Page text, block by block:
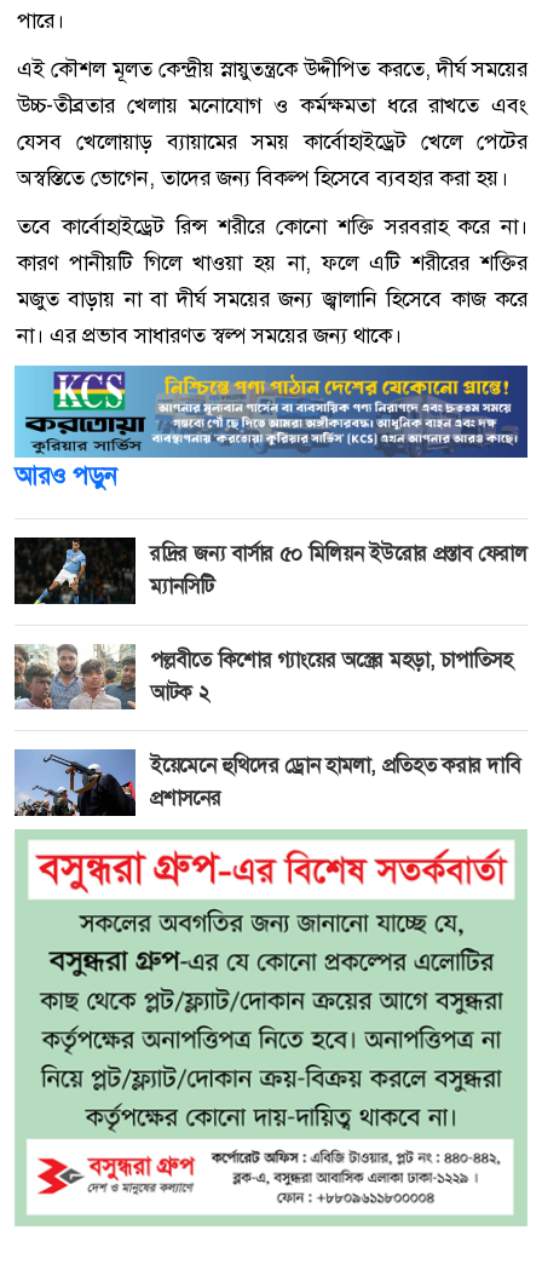
পারে।
এই কৌশল মূলত কেন্দ্রীয় স্নায়ুতন্ত্রকে উদ্দীপিত করতে, দীর্ঘ সময়ের
উচ্চ-তীব্রতার খেলায় মনোযোগ ও কর্মক্ষমতা ধরে রাখতে এবং
যেসব খেলোয়াড় ব্যায়ামের সময় কার্বোহাইড্রেট খেলে পেটের
অস্বস্তিতে ভোগেন, তাদের জন্য বিকল্প হিসেবে ব্যবহার করা হয়।
তবে কার্বোহাইড্রেট রিন্স শরীরে কোনো শক্তি সরবরাহ করে না।
কারণ পানীয়টি গিলে খাওয়া হয় না, ফলে এটি শরীরের শক্তির
মজুত বাড়ায় না বা দীর্ঘ সময়ের জন্য জ্বালানি হিসেবে কাজ করে
না। এর প্রভাব সাধারণত স্বল্প সময়ের জন্য থাকে।
আরও পড়ুন
রদ্রির জন্য বার্সার ৫০ মিলিয়ন ইউরোর প্রস্তাব ফেরাল
ম্যানসিটি
পল্লবীতে কিশোর গ্যাংয়ের অস্ত্রের মহড়া, চাপাতিসহ
আটক ২
ইয়েমেনে হুথিদের ড্রোন হামলা, প্রতিহত করার দাবি
প্রশাসনের